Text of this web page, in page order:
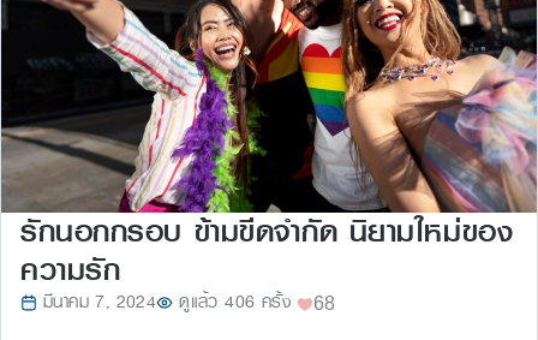
รักนอกกรอบ ข้ามขีดจำกัด นิยามใหม่ของ
ความรัก
มีนาคม 7, 2024 ดูแล้ว 406 ครั้ง 68